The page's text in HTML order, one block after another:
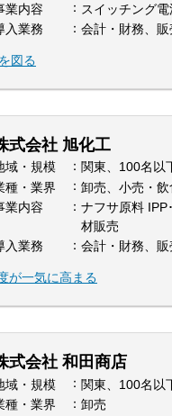
業内容
スイッチング
入業務
会計・財務、
図る
式会社 旭化工
域・規模
関東、100名以
種・業界
卸売、小売・飲
業内容
ナフサ原料 IPP
材販売
入業務
会計・財務、
が一気に高まる
式会社 和田商店
域・規模
関東、100名以
種・業界
卸売